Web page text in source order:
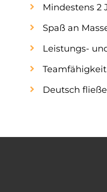
Mindestens 2
Spaß an
Leistungs-
Teamfähigkeit
Deutsch